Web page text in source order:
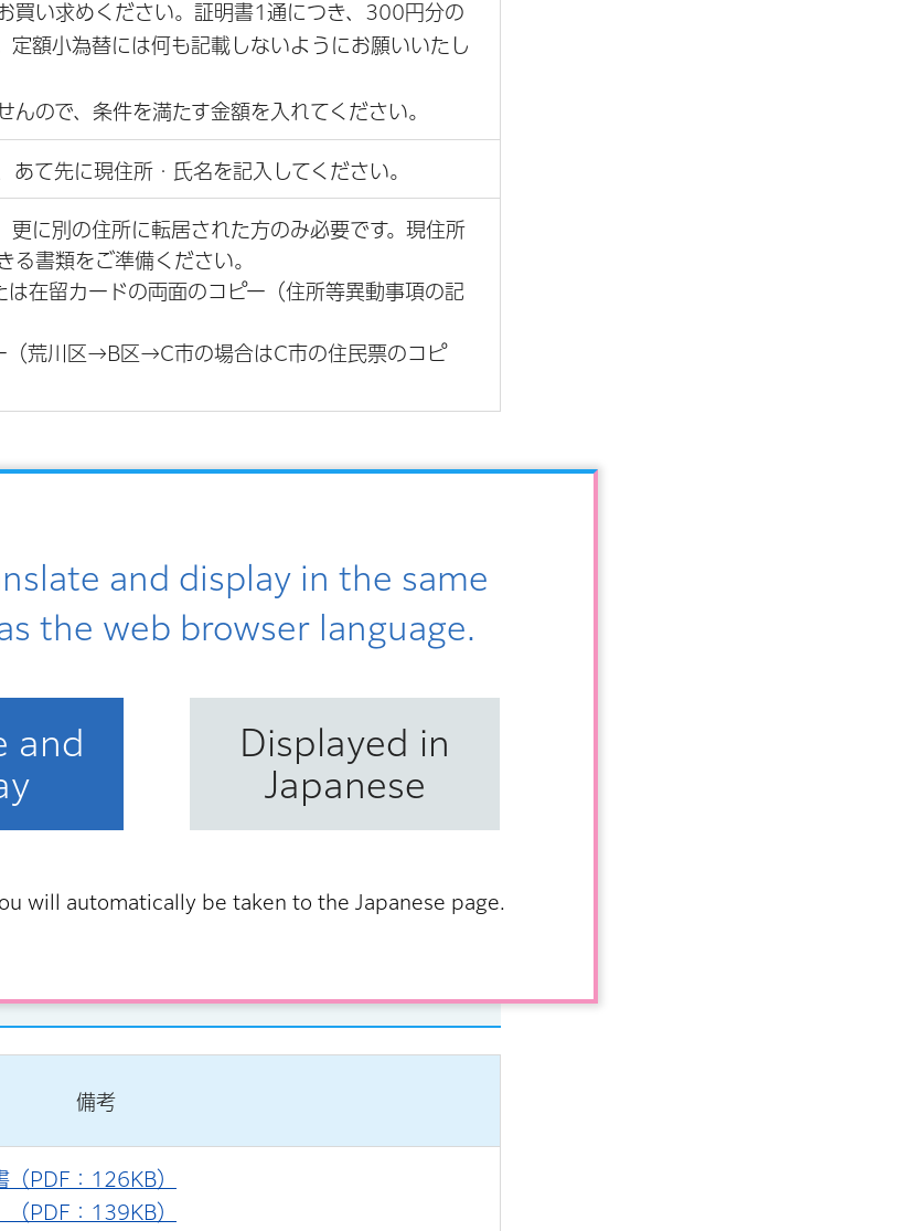
and display in the same
the web browser language.
and
Displayed in
Japanese
will automatically be taken to the Japanese page.
買い求めください。証明書1通につき、300円分の
定額小為替には何も記載しないようにお願いいたし
ので、条件を満たす金額を入れてください。
あて先に現住所・氏名を記入してください。
更に別の住所に転居された方のみ必要です。現住所
る書類をご準備ください。
は在留カードの両面のコピー（住所等異動事項の記
（荒川区→B区→C市の場合はC市の住民票のコピ
かる可能性がございます。あらかじめご承知おきく
備考
PDF：126KB）
（PDF：139KB）